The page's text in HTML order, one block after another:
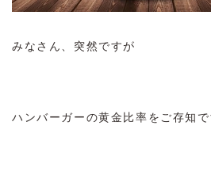
みなさん、突然ですが
ハンバーガーの黄金比率をご存知で